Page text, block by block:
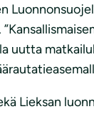
uutta
Lieksan